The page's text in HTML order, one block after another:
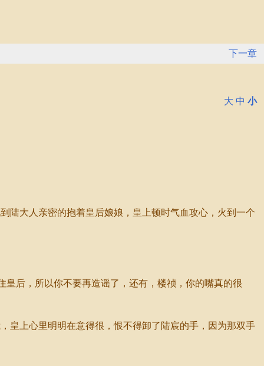
下一章
大 中 小
大人亲密的抱着皇后娘娘，皇上顿时气血攻心，火到一个
后，所以你不要再造谣了，还有，楼祯，你的嘴真的很
上心里明明在意得很，恨不得卸了陆宸的手，因为那双手